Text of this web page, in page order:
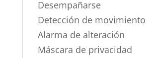
Desempañarse
Detección de movimiento
Alarma de alteración
Máscara de privacidad